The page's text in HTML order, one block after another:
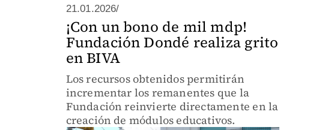
21.01.2026/
¡Con un bono de mil mdp!
Fundación Dondé realiza grito
en BIVA
Los recursos obtenidos permitirán
incrementar los remanentes que la
Fundación reinvierte directamente en la
creación de módulos educativos.